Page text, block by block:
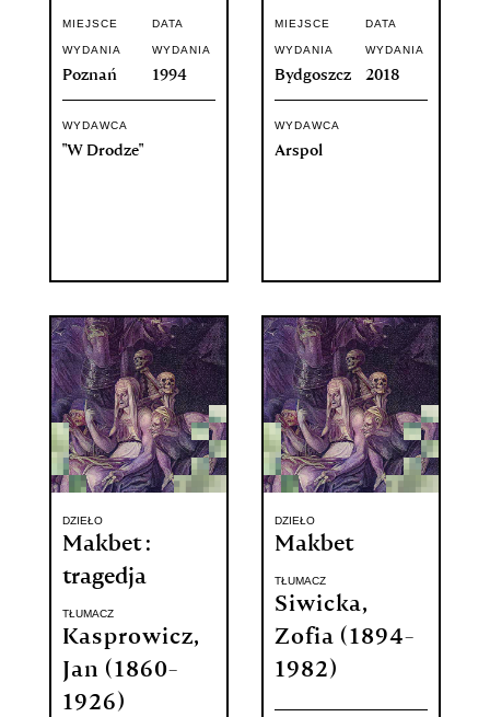
MIEJSCE
WYDANIA
Poznań
DATA
WYDANIA
1994
WYDAWCA
"W Drodze"
MIEJSCE
WYDANIA
Bydgoszcz
DATA
WYDANIA
2018
WYDAWCA
Arspol
DZIEŁO
Makbet :
tragedja
TŁUMACZ
Kasprowicz,
Jan (1860-
1926)
DZIEŁO
Makbet
TŁUMACZ
Siwicka,
Zofia (1894-
1982)